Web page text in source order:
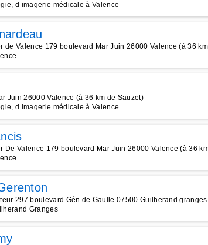
d imagerie médicale à Valence
de Valence 179 boulevard Mar Juin 26000 Valence (à 36
Juin 26000 Valence (à 36 km de Sauzet)
d imagerie médicale à Valence
De Valence 179 boulevard Mar Juin 26000 Valence (à 36
297 boulevard Gén de Gaulle 07500 Guilherand
Granges